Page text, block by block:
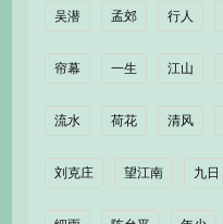
吴潜 孟郊 行人
帘幕 一生 江山
流水 荷花 清风
刘克庄 望江南 九日